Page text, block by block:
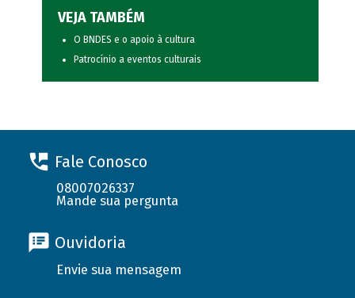
VEJA TAMBÉM
O BNDES e o apoio à cultura
Patrocínio a eventos culturais
Fale Conosco
08007026337
Mande sua pergunta
Ouvidoria
Envie sua mensagem